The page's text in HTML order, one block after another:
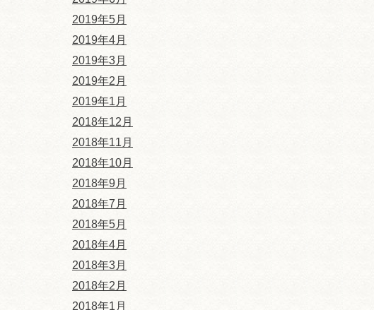
2019年5月
2019年4月
2019年3月
2019年2月
2019年1月
2018年12月
2018年11月
2018年10月
2018年9月
2018年7月
2018年5月
2018年4月
2018年3月
2018年2月
2018年1月